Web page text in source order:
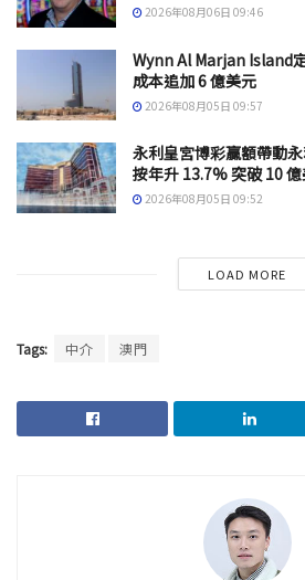
2026年08月06日 09:46
Wynn Al Marjan Island
成本追加 6 億美元
2026年08月05日 09:57
永利皇宮博彩贏額帶動
按年升 13.7% 突破 10
2026年08月05日 09:52
LOAD MORE
Tags: 中介 澳門